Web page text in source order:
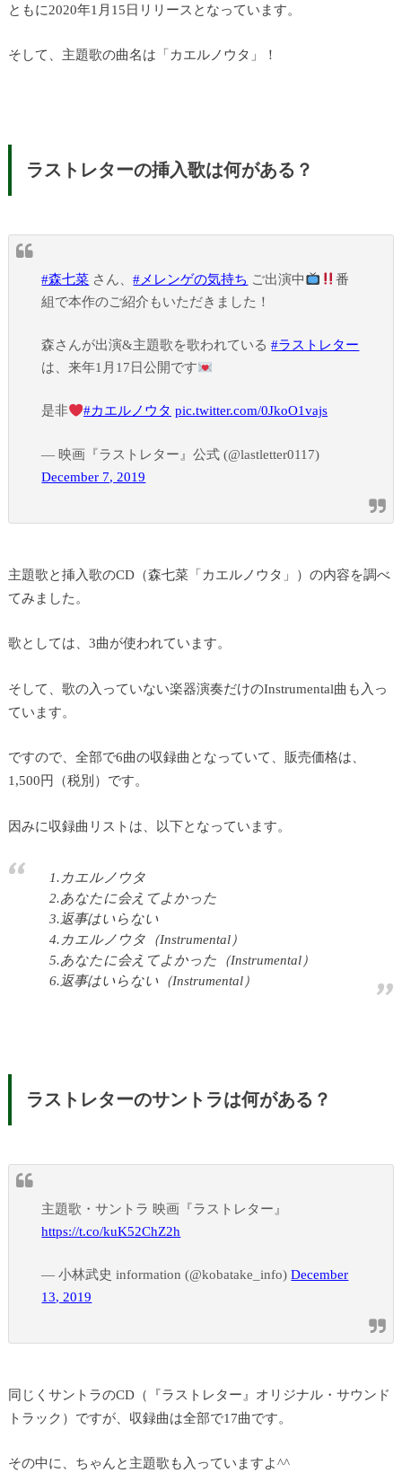
ともに2020年1月15日リリースとなっています。
そして、主題歌の曲名は「カエルノウタ」！
ラストレターの挿入歌は何がある？
#森七菜 さん、#メレンゲの気持ち ご出演中
番
組で本作のご紹介もいただきました！
森さんが出演&主題歌を歌われている#ラストレター
は、来年1月17日公開です
是非 #カエルノウタ pic.twitter.com/0JkoO1vajs
— 映画『ラストレター』公式 (@lastletter0117)
December 7, 2019
主題歌と挿入歌のCD（森七菜「カエルノウタ」）の内容を調べ
てみました。
歌としては、3曲が使われています。
そして、歌の入っていない楽器演奏だけのInstrumental曲も入っ
ています。
ですので、全部で6曲の収録曲となっていて、販売価格は、
1,500円（税別）です。
因みに収録曲リストは、以下となっています。
1.カエルノウタ
2.あなたに会えてよかった
3.返事はいらない
4.カエルノウタ（Instrumental）
5.あなたに会えてよかった（Instrumental）
6.返事はいらない（Instrumental）
ラストレターのサントラは何がある？
主題歌・サントラ 映画『ラストレター』
https://t.co/kuK52ChZ2h
— 小林武史 information (@kobatake_info)December
13, 2019
同じくサントラのCD（『ラストレター』オリジナル・サウンド
トラック）ですが、収録曲は全部で17曲です。
その中に、ちゃんと主題歌も入っていますよ^^